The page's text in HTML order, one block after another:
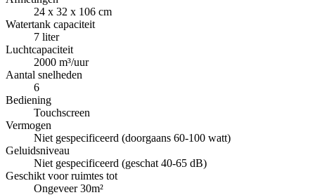
24 x 32 x 106 cm
Watertank capaciteit
7 liter
Luchtcapaciteit
2000 m³/uur
Aantal snelheden
6
Bediening
Touchscreen
Vermogen
Niet gespecificeerd (doorgaans 60-100 watt)
Geluidsniveau
Niet gespecificeerd (geschat 40-65 dB)
Geschikt voor ruimtes tot
Ongeveer 30m²